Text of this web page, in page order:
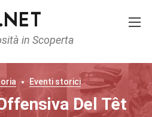
in Scoperta
Eventi storici
Del Têt